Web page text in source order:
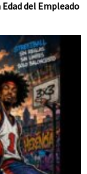
del Empleado